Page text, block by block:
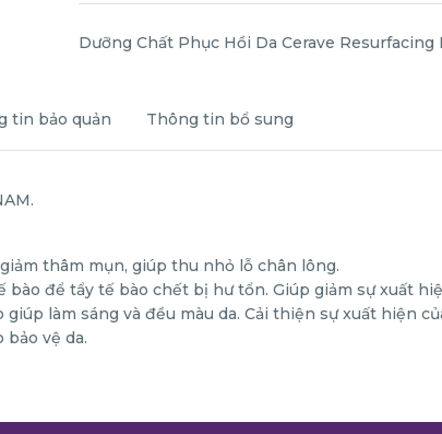
Dưỡng Chất Phục Hồi Da Cerave
tin bảo quản Thông tin bổ sung
thâm mụn, giúp thu nhỏ lỗ chân lông.
để tẩy tế bào chết bị hư tổn. Giúp giảm sự xuất
làm sáng và đều màu da. Cải thiện sự xuất hiện
vệ da.